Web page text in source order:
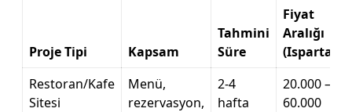
Proje Tipi Kapsam
Tahmini
Süre
Fiyat
Aralığı
(Isparta)
Restoran/Kafe
Sitesi
Menü,
rezervasyon,
2-4
hafta
20.000 –
60.000